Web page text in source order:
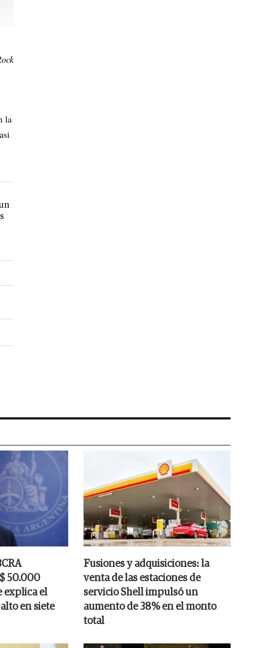
la
50.000
explica el
en siete
Fusiones y adquisiciones: la
venta de las estaciones de
servicio Shell impulsó un
aumento de 38% en el monto
total